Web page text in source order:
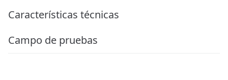
Características técnicas
Campo de pruebas